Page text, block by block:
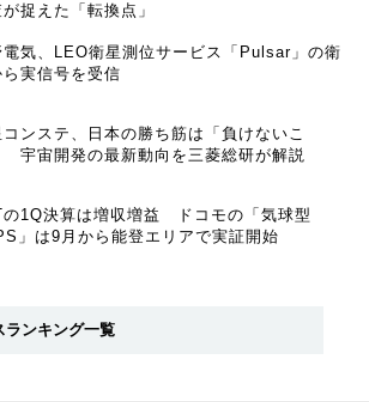
捉えた「転換点」
電気、LEO衛星測位サービス「Pulsar」の衛
ら実信号を受信
コンステ、日本の勝ち筋は「負けないこ
宇宙開発の最新動向を三菱総研が解説
の1Q決算は増収増益 ドコモの「気球型
」は9月から能登エリアで実証開始
ランキング一覧